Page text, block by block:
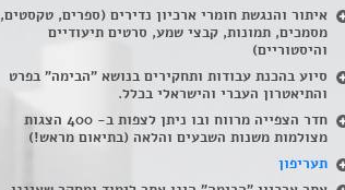
איתור והנגשת חומרי ארכיון נדירים (ספרים, טקסטים,
מסמכים, תמונות, קבצי שמע, סרטים תיעודיים
והיסטוריים)
סיוע בהכנת עבודות ותחקירים בנושא "הבימה" בפרט
והתיאטרון העברי והישראלי בכלל.
חדר הצפייה מרווח ובו ניתן לצפות ב- 400 הצגות
מצולמות משנות השבעים והלאה (בתיאום מראש!)
תעריפון